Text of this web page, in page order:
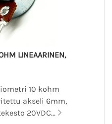
LINEAARINEN,
10 kohm
akseli 6mm,
20VDC...